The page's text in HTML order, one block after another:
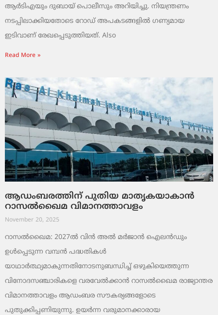
ആർടിഎയും ദുബായ് പൊലീസും അറിയിച്ചു. നിയന്ത്രണം
നടപ്പിലാക്കിയതോടെ റോഡ് അപകടങ്ങളിൽ ഗണ്യമായ
ഇടിവാണ് രേഖപ്പെടുത്തിയത്. Also
Read More »
ആഡംബരത്തിന് പുതിയ മാതൃകയാകാൻ
റാസൽഖൈമ വിമാനത്താവളം
November 20, 2025
റാസൽഖൈമ: 2027ൽ വിൻ അൽ മർജാൻ ഐലൻഡും
ഉൾപ്പെടുന്ന വമ്പൻ പദ്ധതികൾ
യാഥാർത്ഥ്യമാകുന്നതിനോടനുബന്ധിച്ച് ഒഴുകിയെത്തുന്ന
വിനോദസഞ്ചാരികളെ വരവേൽക്കാൻ റാസൽഖൈമ രാജ്യാന്തര
വിമാനത്താവളം ആഡംബര സൗകര്യങ്ങളോടെ
പുതുക്കിപ്പണിയുന്നു. ഉയർന്ന വരുമാനക്കാരായ